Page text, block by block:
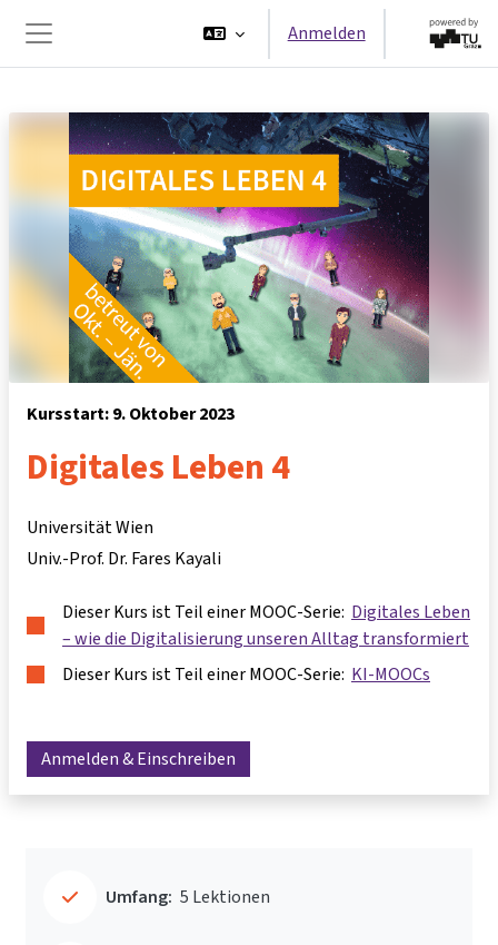
Website-Übersicht
Anmelden
Kursstart: 9. Oktober 2023
Digitales Leben 4
Universität Wien
Univ.-Prof. Dr. Fares Kayali
Dieser Kurs ist Teil einer MOOC-Serie: Digitales Leben
– wie die Digitalisierung unseren Alltag transformiert
Dieser Kurs ist Teil einer MOOC-Serie: KI-MOOCs
Anmelden & Einschreiben
Umfang: 5 Lektionen